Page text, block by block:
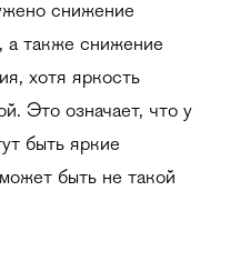
снижение
а также снижение
хотя яркость
Это означает, что у
быть яркие
быть не такой